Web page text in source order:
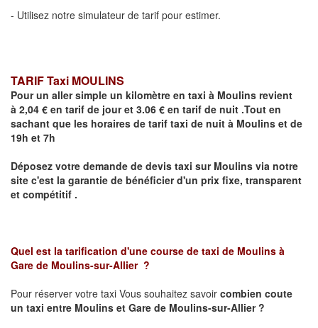
- Utilisez notre simulateur de tarif pour estimer.
TARIF Taxi MOULINS
Pour un aller simple un kilomètre en taxi à Moulins revient
à 2,04 € en tarif de jour et 3.06 € en tarif de nuit .Tout en
sachant que les horaires de tarif taxi de nuit à Moulins et de
19h et 7h
Déposez votre demande de devis taxi sur Moulins via notre
site c'est la garantie de bénéficier d'un prix fixe, transparent
et compétitif .
Quel est la tarification d'une course de taxi de Moulins à
Gare de Moulins-sur-Allier ?
Pour réserver votre taxi Vous souhaitez savoir combien coute
un taxi entre Moulins et Gare de Moulins-sur-Allier ?